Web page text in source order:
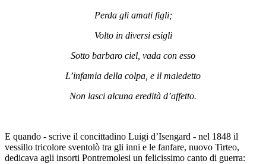
Perda gli amati figli;
Volto in diversi esigli
Sotto barbaro ciel, vada con esso
L’infamia della colpa, e il maledetto
Non lasci alcuna eredità d’affetto.
E quando - scrive il concittadino Luigi d’Isengard - nel 1848 il
vessillo tricolore sventolò tra gli inni e le fanfare, nuovo Tirteo,
dedicava agli insorti Pontremolesi un felicissimo canto di guerra: